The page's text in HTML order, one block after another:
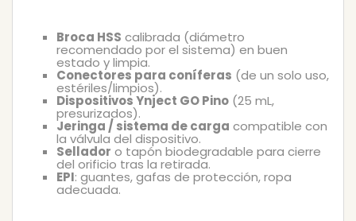
Broca HSS calibrada (diámetro
recomendado por el sistema) en buen
estado y limpia.
Conectores para coníferas (de un solo uso,
estériles/limpios).
Dispositivos Ynject GO Pino (25 mL,
presurizados).
Jeringa / sistema de carga compatible con
la válvula del dispositivo.
Sellador o tapón biodegradable para cierre
del orificio tras la retirada.
EPI: guantes, gafas de protección, ropa
adecuada.